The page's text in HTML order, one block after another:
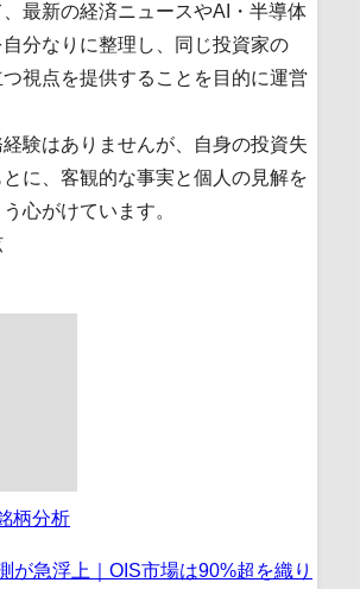
最新の経済ニュースやAI・半導体
分なりに整理し、同じ投資家の
視点を提供することを目的に運営
験はありませんが、自身の投資失
に、客観的な事実と個人の見解を
心がけています。
柄分析
が急浮上｜OIS市場は90%超を織り